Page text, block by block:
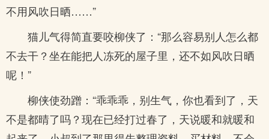
不用风吹日晒……”
猫儿气得简直要咬柳侠了：“那么容易别人怎么都
不去干？坐在能把人冻死的屋子里，还不如风吹日晒
呢！”
柳侠使劲蹭：“乖乖乖，别生气，你也看到了，天
不是都晴了吗？现在已经打过春了，天说暖和就暖和